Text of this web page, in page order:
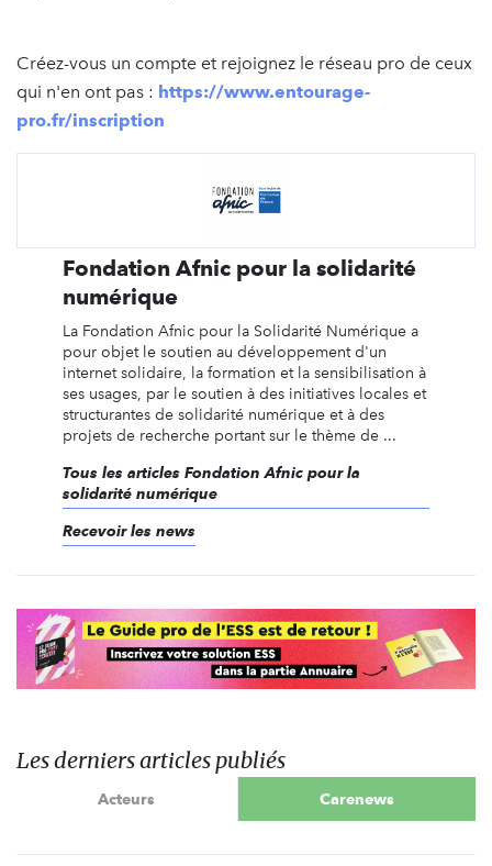
Créez-vous un compte et rejoignez le réseau pro de ceux
qui n'en ont pas : https://www.entourage-
pro.fr/inscription
Fondation Afnic pour la solidarité
numérique
La Fondation Afnic pour la Solidarité Numérique a
pour objet le soutien au développement d'un
internet solidaire, la formation et la sensibilisation à
ses usages, par le soutien à des initiatives locales et
structurantes de solidarité numérique et à des
projets de recherche portant sur le thème de ...
Tous les articles Fondation Afnic pour la
solidarité numérique
Recevoir les news
Les derniers articles publiés
Acteurs Carenews